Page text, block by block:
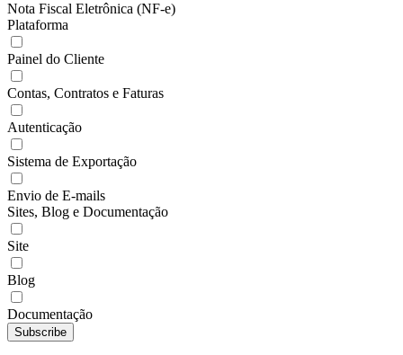
Nota Fiscal Eletrônica (NF-e)
Plataforma
Painel do Cliente
Contas, Contratos e Faturas
Autenticação
Sistema de Exportação
Envio de E-mails
Sites, Blog e Documentação
Site
Blog
Documentação
Subscribe